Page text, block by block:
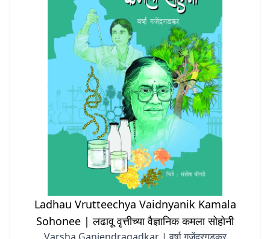
Ladhau Vrutteechya Vaidnyanik Kamala
Sohonee | लढावू वृत्तीच्या वैज्ञानिक कमला सोहोनी